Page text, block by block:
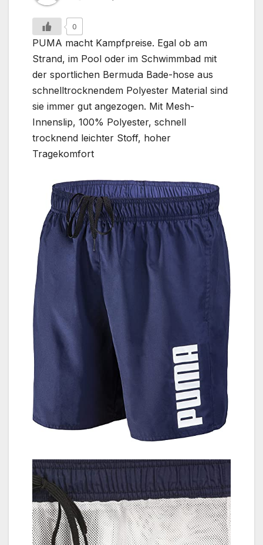
0
PUMA macht Kampfpreise. Egal ob am
Strand, im Pool oder im Schwimmbad mit
der sportlichen Bermuda Bade-hose aus
schnelltrocknendem Polyester Material sind
sie immer gut angezogen. Mit Mesh-
Innenslip, 100% Polyester, schnell
trocknend leichter Stoff, hoher
Tragekomfort